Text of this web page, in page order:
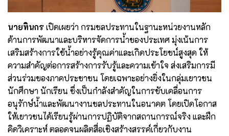
นายทินกรเปิดเผยว่า กรมชลประทานในฐานะหน่วยงานหลัก
ด้านการพัฒนาและบริหารจัดการน้ำของประเทศ มุ่งเน้นการ
เสริมสร้างการใช้น้ำอย่างรู้คุณค่าและเกิดประโยชน์สูงสุด ให้
ความสำคัญต่อการสร้างการรับรู้และความเข้าใจ ส่งเสริมการมี
ส่วนร่วมของภาคประชาชน โดยเฉพาะอย่างยิ่งในกลุ่มเยาวชน
นักศึกษา นักเรียน ซึ่งเป็นกำลังสำคัญในการขับเคลื่อนการ
อนุรักษ์น้ำและพัฒนางานชลประทานในอนาคต โดยเปิดโอกาส
ให้เยาวชนได้เรียนรู้ผ่านการปฏิบัติจากสถานการณ์จริง และฝึก
คิดวิเคราะห์ ตลอดจนผลิตสื่อเชิงสร้างสรรค์เกี่ยวกับงาน